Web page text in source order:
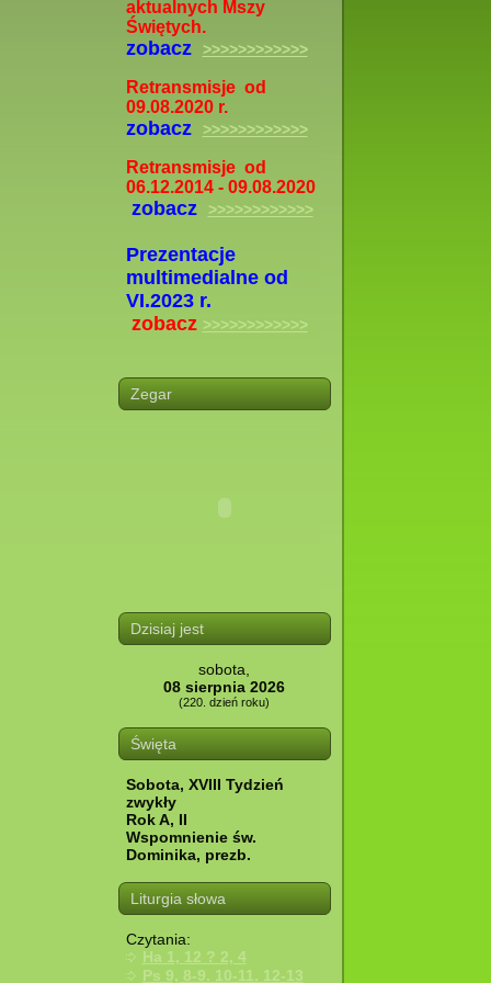
aktualnych Mszy
Świętych.
zobacz >>>>>>>>>>>>
Retransmisje od
09.08.2020 r.
zobacz >>>>>>>>>>>>
Retransmisje od
06.12.2014 - 09.08.2020
zobacz >>>>>>>>>>>>
Prezentacje
multimedialne od
VI.2023 r.
zobacz >>>>>>>>>>>>
Zegar
Dzisiaj jest
sobota,
08 sierpnia 2026
(220. dzień roku)
Święta
Sobota, XVIII Tydzień
zwykły
Rok A, II
Wspomnienie św.
Dominika, prezb.
Liturgia słowa
Czytania:
Ha 1, 12 ? 2, 4
Ps 9, 8-9. 10-11. 12-13